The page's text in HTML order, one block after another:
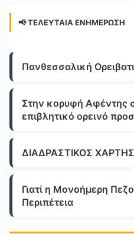
📢 ΤΕΛΕΥΤΑΊΑ ΕΝΗΜΈΡΩΣΗ
Πανθεσσαλική
Στην κορυφή Αφέντης
επιβλητικό ορεινό
ΔΙΑΔΡΑΣΤΙΚΟΣ
Γιατί η Μονοήμερη
Περιπέτεια